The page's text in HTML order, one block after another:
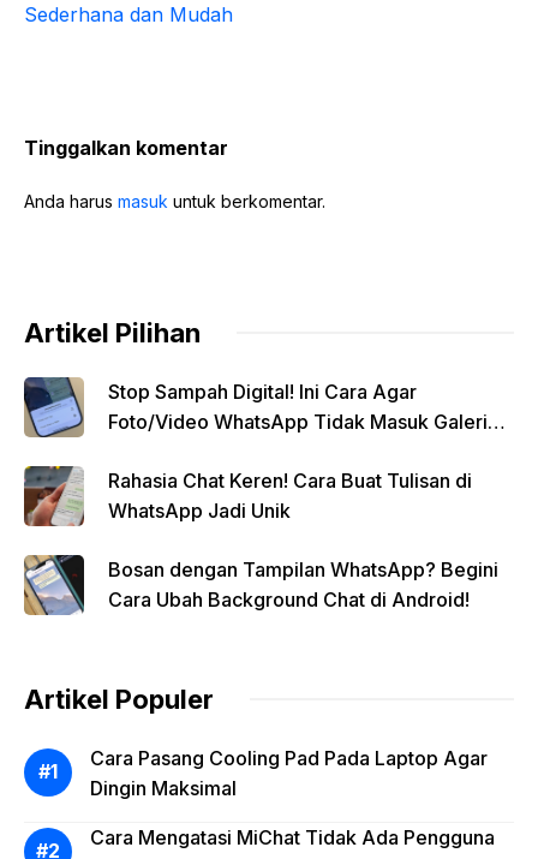
Sederhana dan Mudah
Tinggalkan komentar
Anda harus masuk untuk berkomentar.
Artikel Pilihan
Stop Sampah Digital! Ini Cara Agar
Foto/Video WhatsApp Tidak Masuk Galeri
Rahasia Chat Keren! Cara Buat Tulisan di
WhatsApp Jadi Unik
Bosan dengan Tampilan WhatsApp? Begini
Cara Ubah Background Chat di Android!
Artikel Populer
Cara Pasang Cooling Pad Pada Laptop Agar
Dingin Maksimal
Cara Mengatasi MiChat Tidak Ada Pengguna